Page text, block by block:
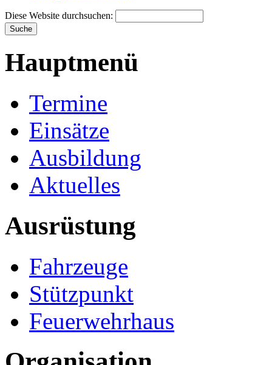
Diese Website durchsuchen:
Hauptmenü
Termine
Einsätze
Ausbildung
Aktuelles
Ausrüstung
Fahrzeuge
Stützpunkt
Feuerwehrhaus